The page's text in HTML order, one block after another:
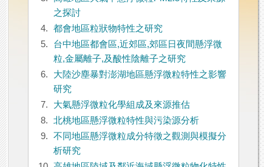
之探討
4.
都會地區粒狀物特性之研究
5.
台中地區都會區,近郊區,郊區日夜間懸浮微
粒,金屬離子,及酸性陰離子之研究
6.
大陸沙塵暴對澎湖地區懸浮微粒特性之影響
研究
7.
大氣懸浮微粒化學組成及來源推估
8.
北桃地區懸浮微粒特性與污染源分析
9.
不同地區懸浮微粒成分特徵之觀測與模擬分
析研究